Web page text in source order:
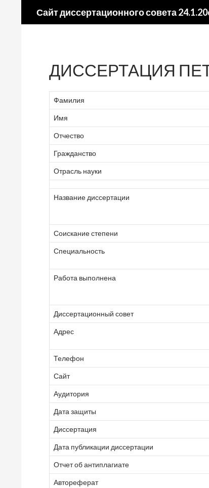
Сайт диссертационного совета
ДИССЕРТАЦИЯ
Фамилия
Имя
Отчество
Гражданство
Отрасль науки
Название диссертации
Соискание степени
Специальность
Работа выполнена
Диссертационный совет
Адрес
Телефон
Сайт
Аудитория
Дата защиты
Диссертация
Дата публикации диссертации
Отчет об антиплагиате
Автореферат